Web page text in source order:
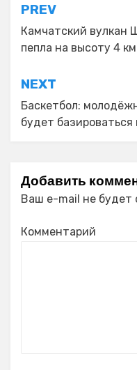
Навигация
по
записям
PREV
Камчатский вулкан
пепла на высоту 4 км
NEXT
Баскетбол:
будет базироваться
Добавить
Ваш e-mail не будет
Комментарий